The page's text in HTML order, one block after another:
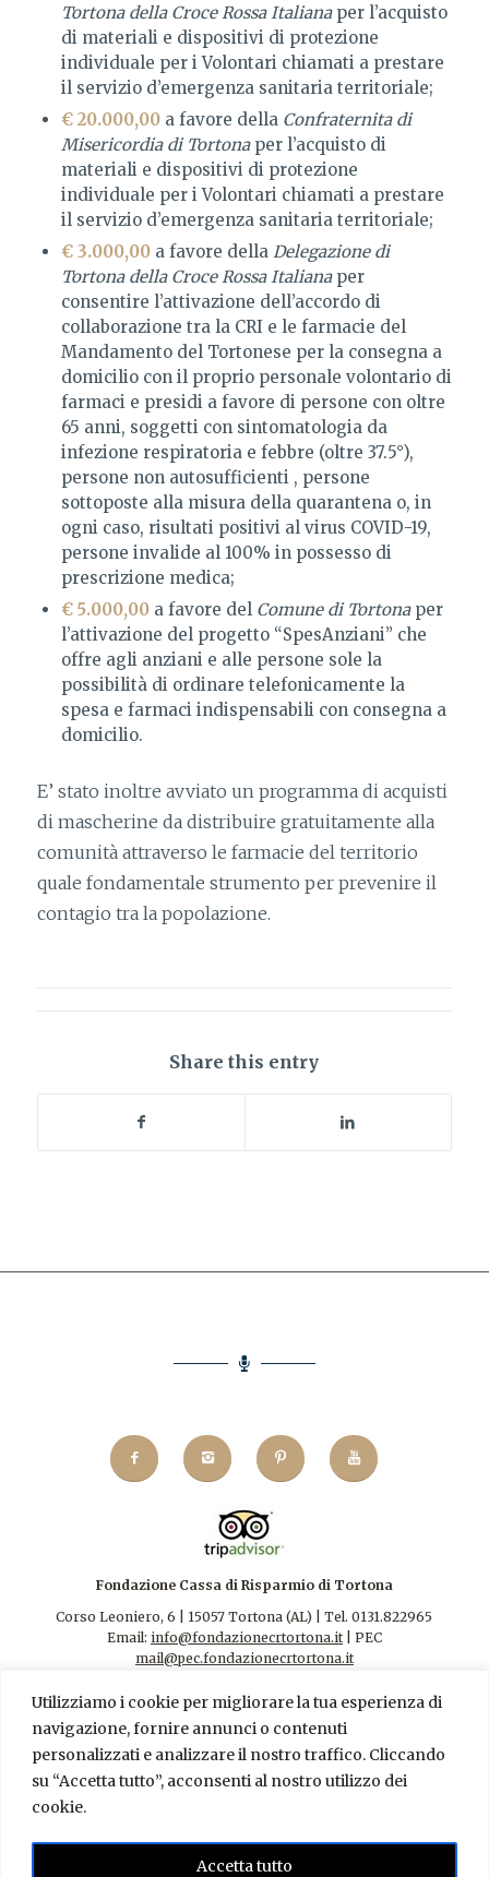
Utilizziamo i cookie per migliorare la tua esperienza di
navigazione, fornire annunci o contenuti
personalizzati e analizzare il nostro traffico. Cliccando
su “Accetta tutto”, acconsenti al nostro utilizzo dei
cookie.
Accetta tutto
Tortona della Croce Rossa Italianaper l’acquisto
di materiali e dispositivi di protezione
individuale per i Volontari chiamati a prestare
il servizio d’emergenza sanitaria territoriale;
€ 20.000,00a favore della Confraternita di
Misericordia di Tortonaper l’acquisto di
materiali e dispositivi di protezione
individuale per i Volontari chiamati a prestare
il servizio d’emergenza sanitaria territoriale;
€ 3.000,00a favore della Delegazione di
Tortona della Croce Rossa Italianaper
consentire l’attivazione dell’accordo di
collaborazione tra la CRI e le farmacie del
Mandamento del Tortonese per la consegna a
domicilio con il proprio personale volontario di
farmaci e presidi a favore di persone con oltre
65 anni, soggetti con sintomatologia da
infezione respiratoria e febbre (oltre 37.5°),
persone non autosufficienti , persone
sottoposte alla misura della quarantena o, in
ogni caso, risultati positivi al virus COVID-19,
persone invalide al 100% in possesso di
prescrizione medica;
€ 5.000,00a favore del Comune di Tortonaper
l’attivazione del progetto “SpesAnziani” che
offre agli anziani e alle persone sole la
possibilità di ordinare telefonicamente la
spesa e farmaci indispensabili con consegna a
domicilio.
E’ stato inoltre avviato un programma di acquisti
di mascherine da distribuire gratuitamente alla
comunità attraverso le farmacie del territorio
quale fondamentale strumento per prevenire il
contagio tra la popolazione.
Share this entry
Fondazione Cassa di Risparmio di Tortona
Corso Leoniero, 6 | 15057 Tortona (AL) | Tel. 0131.822965
Email: info@fondazionecrtortona.it| PEC
mail@pec.fondazionecrtortona.it
Contatti|Privacy Policy
FONDAZIONE CR TORTONA – AMMINISTRAZIONE